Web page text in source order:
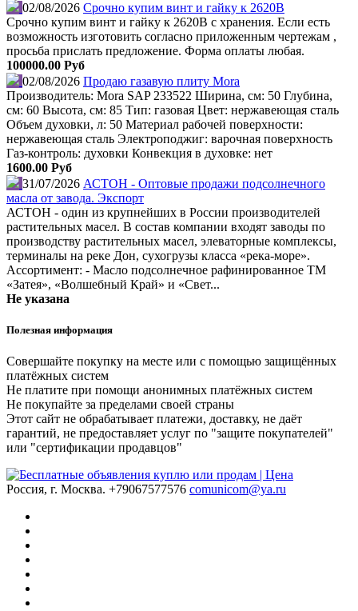
02/08/2026 Срочно купим винт и гайку к 2620В
Срочно купим винт и гайку к 2620В с хранения. Если есть
возможность изготовить согласно приложенным чертежам ,
просьба прислать предложение. Форма оплаты любая.
100000.00 Руб
02/08/2026 Продаю газавую плиту Mora
Производитель: Mora SAP 233522 Ширина, см: 50 Глубина,
см: 60 Высота, см: 85 Тип: газовая Цвет: нержавеющая сталь
Объем духовки, л: 50 Материал рабочей поверхности:
нержавеющая сталь Электроподжиг: варочная поверхность
Газ-контроль: духовки Конвекция в духовке: нет
1600.00 Руб
31/07/2026 АСТОН - Оптовые продажи подсолнечного
масла от завода. Экспорт
АСТОН - один из крупнейших в России производителей
растительных масел. В состав компании входят заводы по
производству растительных масел, элеваторные комплексы,
терминалы на реке Дон, сухогрузы класса «река-море».
Ассортимент: - Масло подсолнечное рафинированное ТМ
«Затея», «Волшебный Край» и «Свет...
Не указана
Полезная информация
Совершайте покупку на месте или с помощью защищённых
платёжных систем
Не платите при помощи анонимных платёжных систем
Не покупайте за пределами своей страны
Этот сайт не обрабатывает платежи, доставку, не даёт
гарантий, не предоставляет услуг по "защите покупателей"
или "сертификации продавцов"
Россия, г. Москва. +79067577576 comunicom@ya.ru